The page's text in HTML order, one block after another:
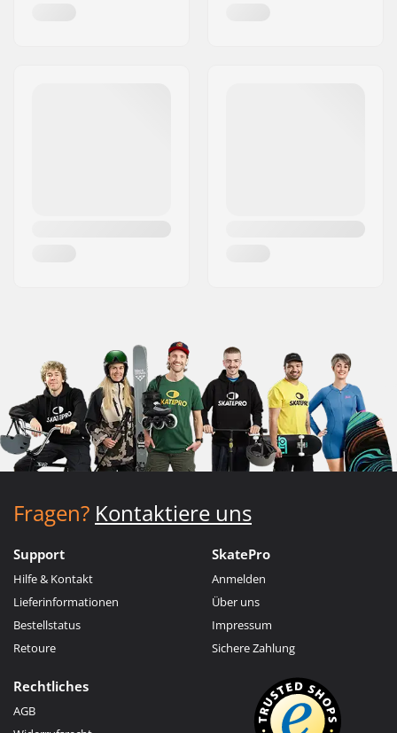
Fragen? Kontaktiere uns
Support
Hilfe & Kontakt
Lieferinformationen
Bestellstatus
Retoure
SkatePro
Anmelden
Über uns
Impressum
Sichere Zahlung
Rechtliches
AGB